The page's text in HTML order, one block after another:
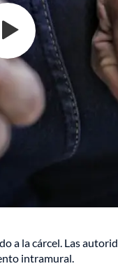
a la cárcel. Las
intramural.